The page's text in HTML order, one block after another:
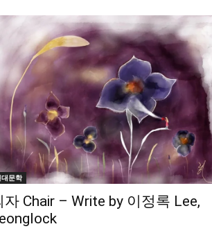
문학
자 Chair – Write by 이정록 Lee,